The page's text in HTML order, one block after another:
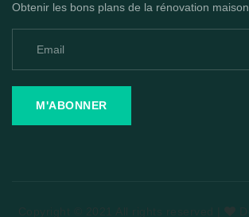
Obtenir les bons plans de la rénovation maison.
M'ABONNER